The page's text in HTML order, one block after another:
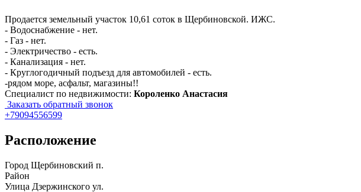
Продается земельный участок 10,61 соток в Щербиновской. ИЖС.
- Водоснабжение - нет.
- Газ - нет.
- Электричество - есть.
- Канализация - нет.
- Круглогодичный подъезд для автомобилей - есть.
-рядом море, асфальт, магазины!!
Специалист по недвижимости: Короленко Анастасия
Заказать обратный звонок
+79094556599
Расположение
Город Щербиновский п.
Район
Улица Дзержинского ул.